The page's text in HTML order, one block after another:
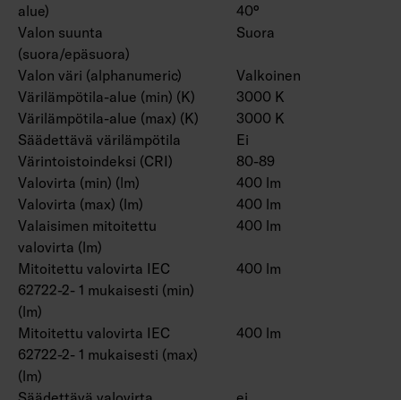
alue)
40°
Valon suunta
(suora/epäsuora)
Suora
Valon väri (alphanumeric)
Valkoinen
Värilämpötila-alue (min) (K)
3000 K
Värilämpötila-alue (max) (K)
3000 K
Säädettävä värilämpötila
Ei
Värintoistoindeksi (CRI)
80-89
Valovirta (min) (lm)
400 lm
Valovirta (max) (lm)
400 lm
Valaisimen mitoitettu
valovirta (lm)
400 lm
Mitoitettu valovirta IEC
62722-2- 1 mukaisesti (min)
(lm)
400 lm
Mitoitettu valovirta IEC
62722-2- 1 mukaisesti (max)
(lm)
400 lm